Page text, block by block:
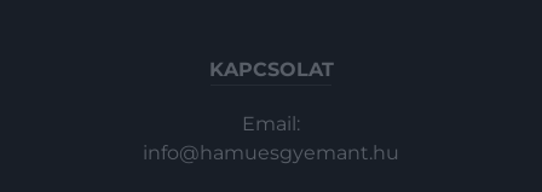
KAPCSOLAT
Email:
info@hamuesgyemant.hu